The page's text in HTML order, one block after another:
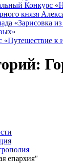
Конкурс
князя
«Зарисовка
«Путешествие к
епархия"